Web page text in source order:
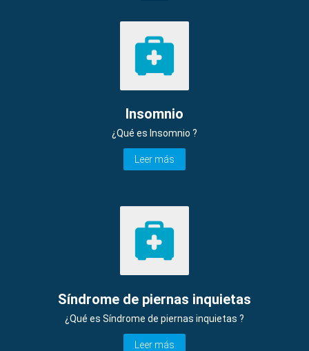
Insomnio
¿Qué es Insomnio ?
Leer más
Síndrome de piernas inquietas
¿Qué es Síndrome de piernas inquietas ?
Leer más